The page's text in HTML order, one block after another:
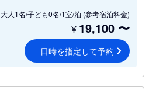
大人1名/子ども0名/1室/泊 (参考宿泊料金)
¥ 19,100 〜
日時を指定して予約